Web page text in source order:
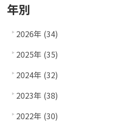
年別
2026年 (34)
2025年 (35)
2024年 (32)
2023年 (38)
2022年 (30)